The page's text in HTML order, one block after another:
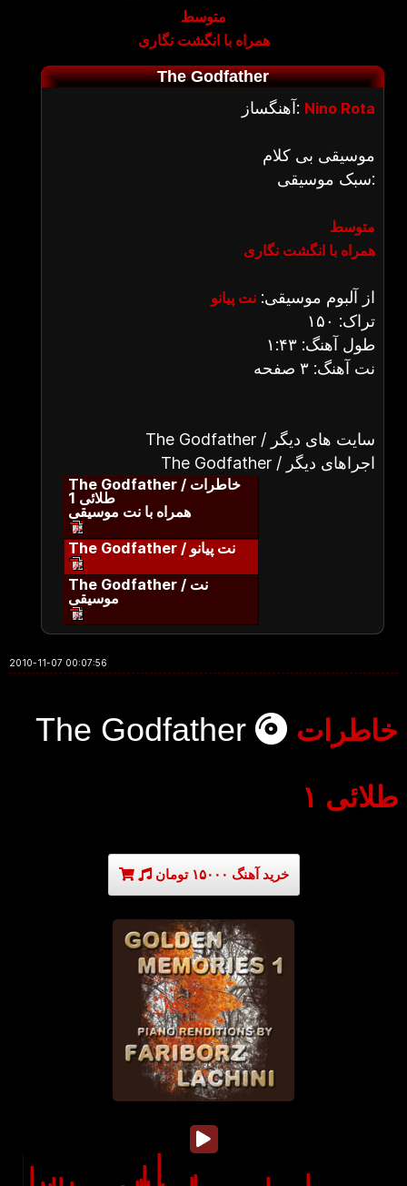
متوسط
همراه با انگشت نگاری
The Godfather
آهنگساز: Nino Rota
موسیقی بی کلام
سبک موسیقی:
متوسط
همراه با انگشت نگاری
از آلبوم موسیقی: نت پیانو
تراک: ۱۵۰
طول آهنگ: ۱:۴۳
نت آهنگ: ۳ صفحه
The Godfather / سایت های دیگر
The Godfather / اجراهای دیگر
The Godfather / خاطرات
طلائی 1
همراه با نت موسیقی
The Godfather / نت پیانو
The Godfather / نت
موسیقی
2010-11-07 00:07:56
The Godfather خاطرات
طلائی ۱
خرید آهنگ ۱۵۰۰۰ تومان